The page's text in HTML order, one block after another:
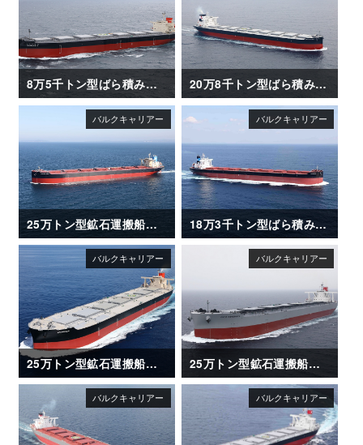
8万5千トン型ばら積み運搬船「ISHIZUCHI Ⅱ」 20万8千トン型ばら積み運搬船「SANTA ISABEL」竣工
25万トン型鉱石運搬船「NSU BRILLIANCE」 18万3千トン型ばら積み運搬船「NIGHTSKY」
25万トン型鉱石運搬船「AKAGISAN」 25万トン型鉱石運搬船「CAPE ESPERANZA」